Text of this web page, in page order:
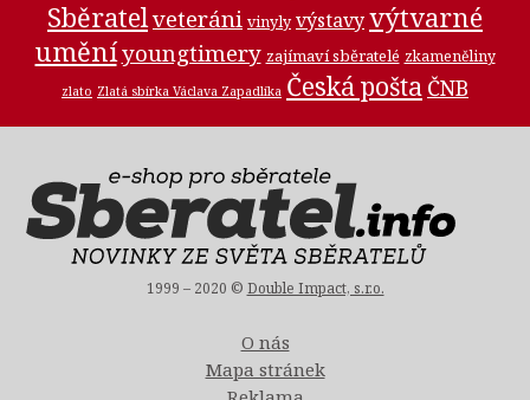
Sběratelveteráni vinyly výstavyvýtvarné
uměníyoungtimery zajímaví sběratelé zkameněliny
zlato Zlatá sbírka Václava Zapadlíka Česká pošta ČNB
1999 – 2020 © Double Impact, s.r.o.
O nás
Mapa stránek